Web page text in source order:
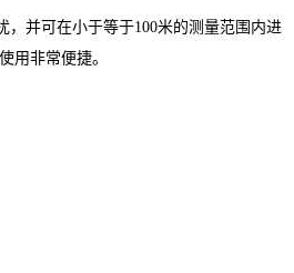
并可在小于等于100米的测量范围内进
用非常便捷。